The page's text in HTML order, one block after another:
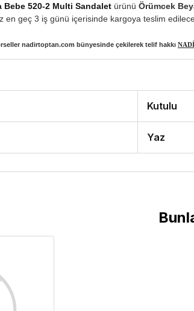
Bebe 520-2 Multi Sandalet ürünü Örümcek
en geç 3 iş günü içerisinde kargoya teslim
nadirtoptan.com bünyesinde çekilerek telif hakkı
Kutulu
Yaz